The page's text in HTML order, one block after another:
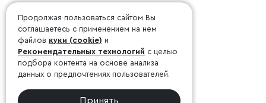
Продолжая пользоваться сайтом Вы
соглашаетесь с применением на нём
файлов куки (cookie) и
Рекомендательных технологий с целью
подбора контента на основе анализа
данных о предпочтениях пользователей.
Принять